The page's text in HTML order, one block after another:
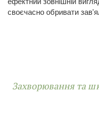
своєчасно обривати
Захворювання та